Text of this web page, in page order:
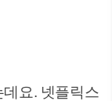
요. 넷플릭스